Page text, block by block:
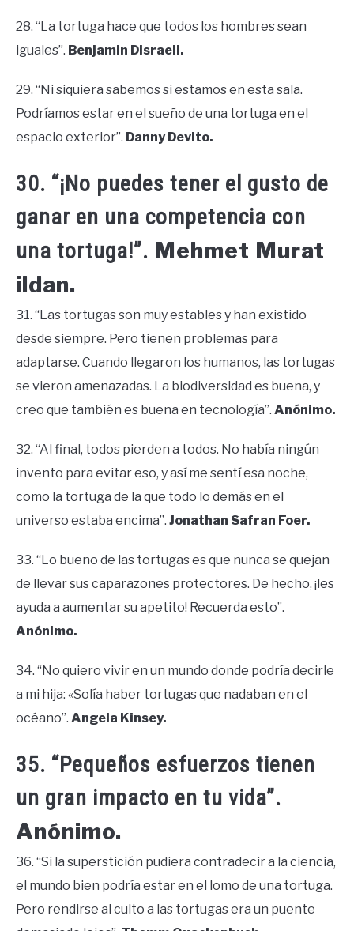
28. “La tortuga hace que todos los hombres sean
iguales”. Benjamin Disraeli.
29. “Ni siquiera sabemos si estamos en esta sala.
Podríamos estar en el sueño de una tortuga en el
espacio exterior”. Danny Devito.
30. “¡No puedes tener el gusto de
ganar en una competencia con
una tortuga!”. Mehmet Murat
ildan.
31. “Las tortugas son muy estables y han existido
desde siempre. Pero tienen problemas para
adaptarse. Cuando llegaron los humanos, las tortugas
se vieron amenazadas. La biodiversidad es buena, y
creo que también es buena en tecnología”. Anónimo.
32. “Al final, todos pierden a todos. No había ningún
invento para evitar eso, y así me sentí esa noche,
como la tortuga de la que todo lo demás en el
universo estaba encima”. Jonathan Safran Foer.
33. “Lo bueno de las tortugas es que nunca se quejan
de llevar sus caparazones protectores. De hecho, ¡les
ayuda a aumentar su apetito! Recuerda esto”.
Anónimo.
34. “No quiero vivir en un mundo donde podría decirle
a mi hija: «Solía ​​haber tortugas que nadaban en el
océano”. Angela Kinsey.
35. “Pequeños esfuerzos tienen
un gran impacto en tu vida”.
Anónimo.
36. “Si la superstición pudiera contradecir a la ciencia,
el mundo bien podría estar en el lomo de una tortuga.
Pero rendirse al culto a las tortugas era un puente